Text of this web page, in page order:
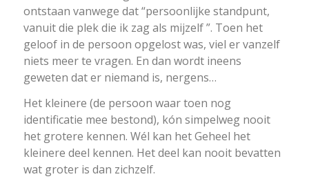
ontstaan vanwege dat “persoonlijke standpunt,
vanuit die plek die ik zag als mijzelf ”. Toen het
geloof in de persoon opgelost was, viel er vanzelf
niets meer te vragen. En dan wordt ineens
geweten dat er niemand is, nergens…
Het kleinere (de persoon waar toen nog
identificatie mee bestond), kón simpelweg nooit
het grotere kennen. Wél kan het Geheel het
kleinere deel kennen. Het deel kan nooit bevatten
wat groter is dan zichzelf.